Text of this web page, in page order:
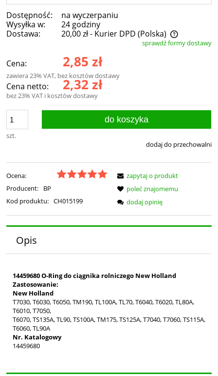
Dostępność:
na wyczerpaniu
Wysyłka w:
24 godziny
Dostawa:
20,00 zł- Kurier DPD (Polska)
Cena nie zawiera ewentualnych kosztów płatnościsprawdź formy dostawy
Cena: 2,85 zł
zawiera 23% VAT, bez kosztów dostawy
Cena netto: 2,32 zł
bez 23% VAT i kosztów dostawy
szt.
do koszyka
dodaj do przechowalni
Ocena:
Producent:
BP
Kod produktu: CH015199
zapytaj o produkt
poleć znajomemu
dodaj opinię
Opis
14459680 O-Ring do ciągnika rolniczego New Holland
Zastosowanie:
New Holland
T7030, T6030, T6050, TM190, TL100A, TL70, T6040, T6020, TL80A,
T6010, T7050,
T6070, TS135A, TL90, TS100A, TM175, TS125A, T7040, T7060, TS115A,
T6060, TL90A
Nr. Katalogowy
14459680